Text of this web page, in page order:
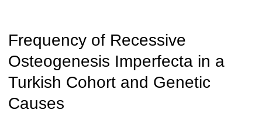
Frequency of Recessive
Osteogenesis Imperfecta in a
Turkish Cohort and Genetic
Causes